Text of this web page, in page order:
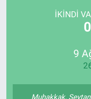
İKINDI
9
Muhakkak,
SİYASET
SPOR
Tüm Manşetler